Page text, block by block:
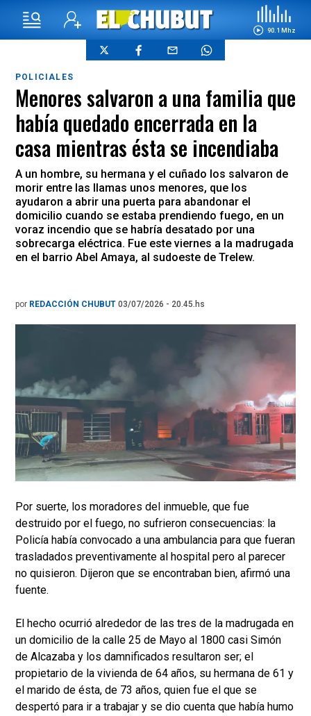
90.1 Mhz
POLICIALES
Menores salvaron a una familia que
había quedado encerrada en la
casa mientras ésta se incendiaba
A un hombre, su hermana y el cuñado los salvaron de
morir entre las llamas unos menores, que los
ayudaron a abrir una puerta para abandonar el
domicilio cuando se estaba prendiendo fuego, en un
voraz incendio que se habría desatado por una
sobrecarga eléctrica. Fue este viernes a la madrugada
en el barrio Abel Amaya, al sudoeste de Trelew.
por REDACCIÓN CHUBUT 03/07/2026 - 20.45.hs
Por suerte, los moradores del inmueble, que fue
destruido por el fuego, no sufrieron consecuencias: la
Policía había convocado a una ambulancia para que fueran
trasladados preventivamente al hospital pero al parecer
no quisieron. Dijeron que se encontraban bien, afirmó una
fuente.
El hecho ocurrió alrededor de las tres de la madrugada en
un domicilio de la calle 25 de Mayo al 1800 casi Simón
de Alcazaba y los damnificados resultaron ser; el
propietario de la vivienda de 64 años, su hermana de 61 y
el marido de ésta, de 73 años, quien fue el que se
despertó para ir a trabajar y se dio cuenta que había humo